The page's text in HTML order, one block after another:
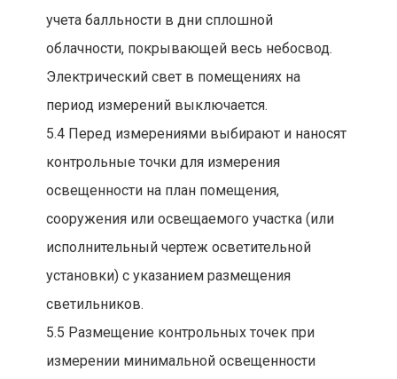
учета балльности в дни сплошной
облачности, покрывающей весь небосвод.
Электрический свет в помещениях на
период измерений выключается.
5.4 Перед измерениями выбирают и наносят
контрольные точки для измерения
освещенности на план помещения,
сооружения или освещаемого участка (или
исполнительный чертеж осветительной
установки) с указанием размещения
светильников.
5.5 Размещение контрольных точек при
измерении минимальной освещенности